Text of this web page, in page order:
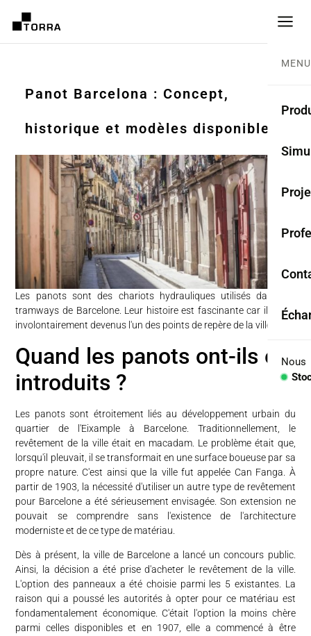
MENU
Nous
Panot Barcelona : Concept,
historique et modèles disponibles
Les panots sont des chariots hydrauliques utilisés dans les
tramways de Barcelone. Leur histoire est fascinante car ils sont
involontairement devenus l'un des points de repère de la ville.
Quand les panots ont-ils été
introduits ?
Les panots sont étroitement liés au développement urbain du
quartier de l'Eixample à Barcelone. Traditionnellement, le
revêtement de la ville était en macadam. Le problème était que,
lorsqu'il pleuvait, il se transformait en une surface boueuse par sa
propre nature. C'est ainsi que la ville fut appelée Can Fanga. À
partir de 1903, la nécessité d'utiliser un autre type de revêtement
pour Barcelone a été sérieusement envisagée. Son extension ne
pouvait se comprendre sans l'existence de l'architecture
moderniste et de ce type de matériau.
Dès à présent, la ville de Barcelone a lancé un concours public.
Ainsi, la décision a été prise d'acheter le revêtement de la ville.
L'option des panneaux a été choisie parmi les 5 existantes. La
raison qui a poussé les autorités à opter pour ce matériau est
fondamentalement économique. C'était l'option la moins chère
parmi celles disponibles et en 1907, elle a commencé à être